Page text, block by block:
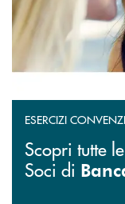
ESERCIZI
Scopri tutte
Soci di